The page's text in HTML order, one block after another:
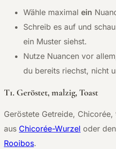
Wähle maximal ein
Schreib es auf und
ein Muster siehst.
Nutze Nuancen vor
du bereits riechst, nicht
T1. Geröstet, malzig, Toast
Geröstete Getreide,
aus Chicorée-Wurzel oder
Rooibos.